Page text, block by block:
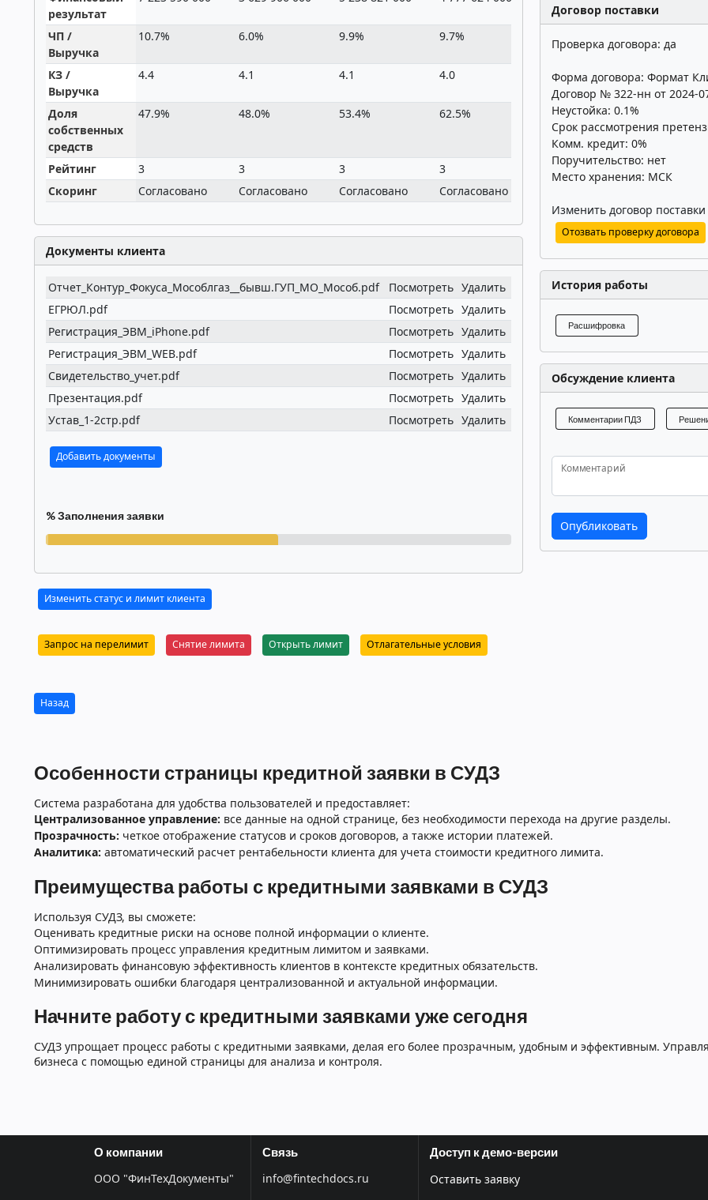
результат
ЧП /
Выручка
10.7% 6.0% 9.9% 9.7%
КЗ /
Выручка
4.4 4.1 4.1 4.0 3.7
Доля
собственных
средств
47.9% 48.0% 53.4% 62.5% 71.2% 71.4%
Рейтинг 3 3 3 3 3
Скоринг
Согласовано Согласовано Согласовано Согласовано
Договор поставки
Проверка договора: да
Форма договора: Формат
Договор № 322-нн от 2024-
Неустойка: 0.1%
Срок рассмотрения
Комм. кредит: 0%
Поручительство: нет
Место хранения: МСК
Изменить договор поставки
Отозвать проверку договора
История работы
Расшифровка
Документы клиента
Отчет_Контур_Фокуса_Мособлгаз__бывш.ГУП_МО_Мособ.pdf Посмотреть Удалить
ЕГРЮЛ.pdf
Посмотреть Удалить
Регистрация_ЭВМ_iPhone.pdf
Посмотреть Удалить
Регистрация_ЭВМ_WEB.pdf
Посмотреть Удалить
Свидетельство_учет.pdf
Посмотреть Удалить
Презентация.pdf
Посмотреть Удалить
Устав_1-2стр.pdf
Посмотреть Удалить
Добавить документы
% Заполнения заявки
Изменить статус и лимит клиента
Запрос на перелимит Снятие лимита Открыть лимит Отлагательные условия
Назад
Обсуждение клиента
Комментарии ПДЗ
Комментарий
Особенности страницы кредитной заявки в СУДЗ
Система разработана для удобства пользователей и предоставляет:
Централизованное управление: все данные на одной странице, без необходимости перехода на другие разделы.
Прозрачность: четкое отображение статусов и сроков договоров, а также истории платежей.
Аналитика: автоматический расчет рентабельности клиента для учета стоимости кредитного лимита.
Преимущества работы с кредитными заявками в СУДЗ
Используя СУДЗ, вы сможете:
Оценивать кредитные риски на основе полной информации о клиенте.
Оптимизировать процесс управления кредитным лимитом и заявками.
Анализировать финансовую эффективность клиентов в контексте кредитных обязательств.
Минимизировать ошибки благодаря централизованной и актуальной информации.
Начните работу с кредитными заявками уже сегодня
СУДЗ упрощает процесс работы с кредитными заявками, делая его более прозрачным, удобным и эффективным.
бизнеса с помощью единой страницы для анализа и контроля.
О компании
ООО "ФинТехДокументы"
Связь
info@fintechdocs.ru
Доступ к демо-версии
Оставить заявку